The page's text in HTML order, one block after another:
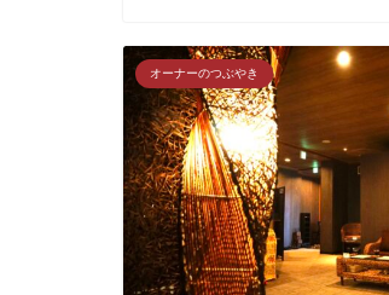
オーナーのつぶやき